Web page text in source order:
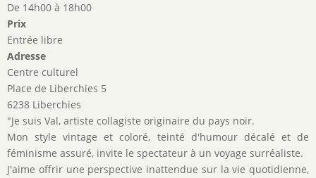
De 14h00 à 18h00
Prix
Entrée libre
Adresse
Centre culturel
Place de Liberchies 5
6238 Liberchies
"Je suis Val, artiste collagiste originaire du pays noir.
Mon style vintage et coloré, teinté d'humour décalé et de
féminisme assuré, invite le spectateur à un voyage surréaliste.
J'aime offrir une perspective inattendue sur la vie quotidienne,